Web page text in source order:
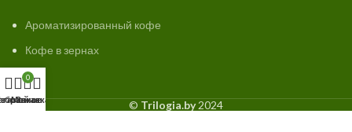
Ароматизированный кофе
Кофе в зернах
© Trilogia.by2024
0
Заказ
Мой аккаунт